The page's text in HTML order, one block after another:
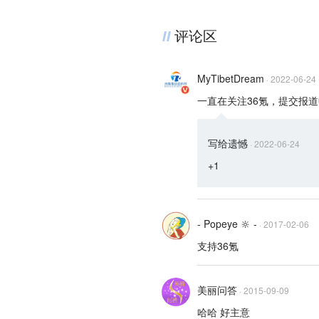
评论区
MyTibetDream · 2022-06-24
一直在关注36氪，提交报道
写给遗憾 · 2022-06-24
+1
- Popeye 🔆 - · 2017-02-06
支持36氪
美丽问答 · 2015-09-09
哈哈 好主意